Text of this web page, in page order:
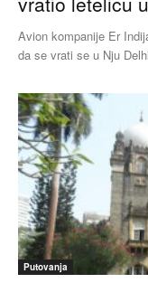
Avion kompanije Er
da se vrati se u Nju
Putovanja